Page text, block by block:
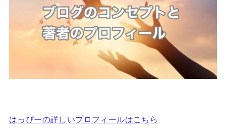
はっぴーの詳しいプロフィールはこちら